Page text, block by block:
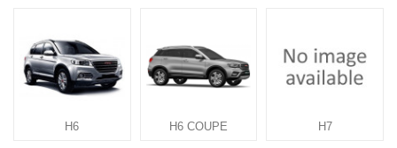
H6 H6 COUPE H7